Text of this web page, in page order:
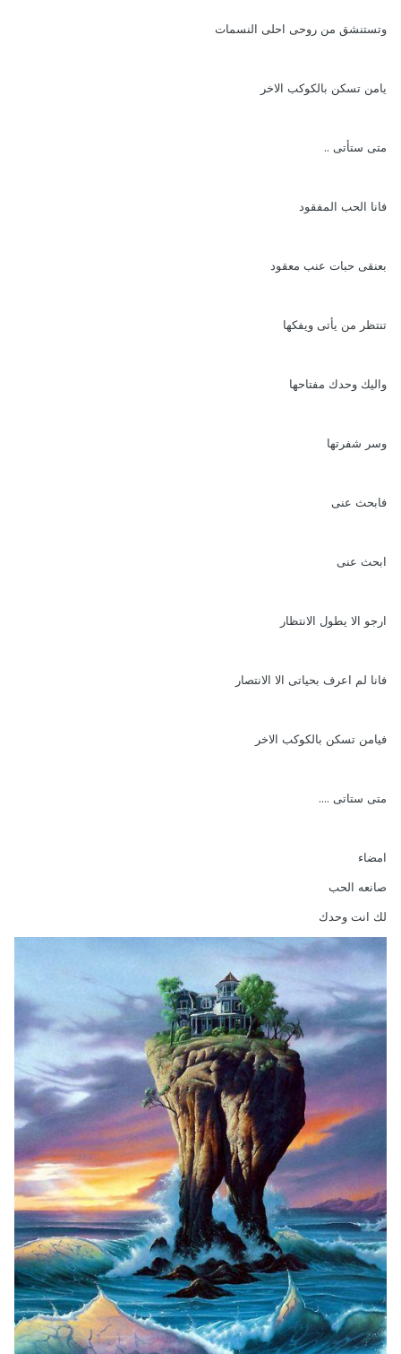
وتستنشق من روحى احلى النسمات
يامن تسكن بالكوكب الاخر
متى ستأتى ..
فانا الحب المفقود
بعنقى حبات عنب معقود
تنتظر من يأتى ويفكها
واليك وحدك مفتاحها
وسر شفرتها
فابحث عنى
ابحث عنى
ارجو الا يطول الانتظار
فانا لم اعرف بحياتى الا الانتصار
فيامن تسكن بالكوكب الاخر
متى ستاتى ....
امضاء
صانعه الحب
لك انت وحدك